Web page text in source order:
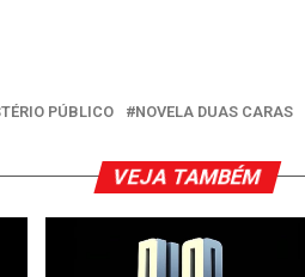
PÚBLICO NOVELA DUAS CARAS
VEJA TAMBÉM